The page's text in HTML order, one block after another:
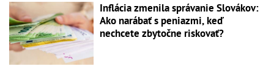
Inflácia zmenila správanie Slovákov:
Ako narábať s peniazmi, keď
nechcete zbytočne riskovať?